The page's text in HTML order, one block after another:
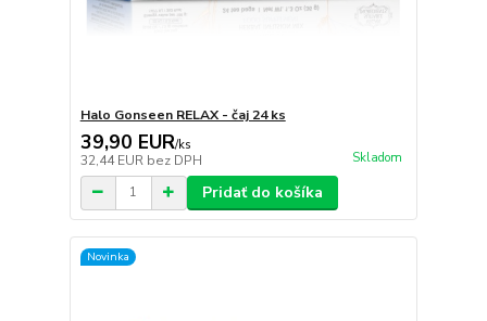
Halo Gonseen RELAX - čaj 24 ks
39,90 EUR/ks
32,44 EUR bez DPH Skladom
Pridať do košíka
Novinka